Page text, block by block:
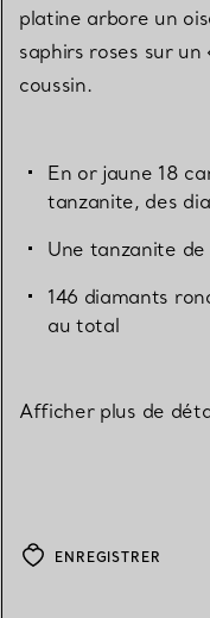
platine arbore un
saphirs roses sur
coussin.
En or jaune 18
tanzanite, des
Une tanzanite
146 diamants
au total
Afficher plus de
ENREGISTRER